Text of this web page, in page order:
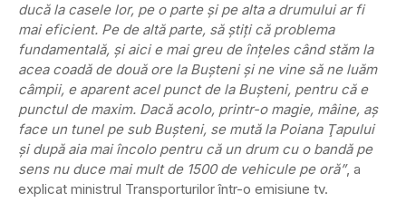
ducă la casele lor, pe o parte şi pe alta a drumului ar fi
mai eficient. Pe de altă parte, să ştiţi că problema
fundamentală, şi aici e mai greu de înţeles când stăm la
acea coadă de două ore la Buşteni şi ne vine să ne luăm
câmpii, e aparent acel punct de la Buşteni, pentru că e
punctul de maxim. Dacă acolo, printr-o magie, mâine, aş
face un tunel pe sub Buşteni, se mută la Poiana Ţapului
şi după aia mai încolo pentru că un drum cu o bandă pe
sens nu duce mai mult de 1500 de vehicule pe oră”, a
explicat ministrul Transporturilor într-o emisiune tv.